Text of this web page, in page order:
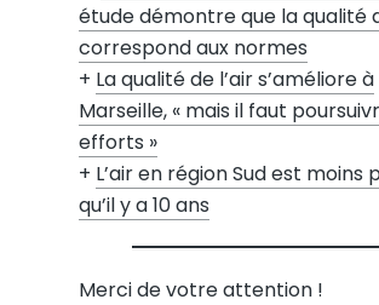
étude démontre que la qualité
correspond aux normes
+ La qualité de l’air s’améliore à
Marseille, « mais il faut
efforts »
+ L’air en région Sud est moins
qu’il y a 10 ans
Merci de votre attention !